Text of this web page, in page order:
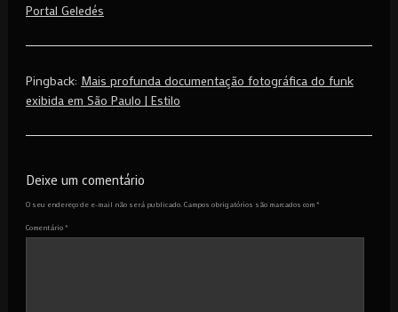
Portal Geledés
Pingback: Mais profunda documentação fotográfica do funk
exibida em São Paulo | Estilo
Deixe um comentário
O seu endereço de e-mail não será publicado. Campos obrigatórios são marcados com*
Comentário*